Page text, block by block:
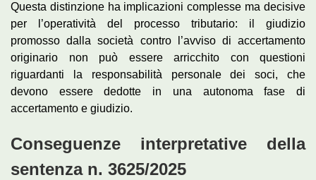
Questa distinzione ha implicazioni complesse ma decisive
per l’operatività del processo tributario: il giudizio
promosso dalla società contro l’avviso di accertamento
originario non può essere arricchito con questioni
riguardanti la responsabilità personale dei soci, che
devono essere dedotte in una autonoma fase di
accertamento e giudizio.
Conseguenze interpretative della
sentenza n. 3625/2025